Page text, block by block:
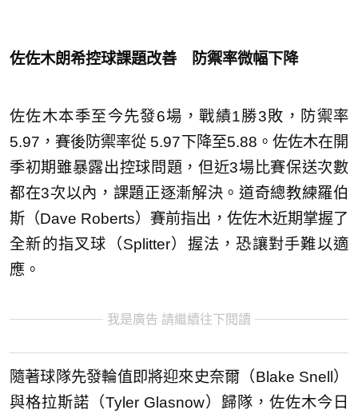
佐佐木朗希控球課題改善 防禦率微幅下降
佐佐木本季至今先發6場，戰績1勝3敗，防禦率
5.97，賽後防禦率從 5.97下降至5.88。佐佐木在開
季初期雖暴露出控球問題，但近3場比賽保送次數
都在3次以內，課題正逐漸解決。道奇總教練羅伯
斯（Dave Roberts）賽前指出，佐佐木近期掌握了
全新的指叉球（Splitter）握法，恐讓對手難以適
應。
我是廣告 請繼續往下閱讀
隨著球隊先發輪值即將迎來史奈爾（Blake Snell）
與格拉斯諾（Tyler Glasnow）歸隊，佐佐木今日